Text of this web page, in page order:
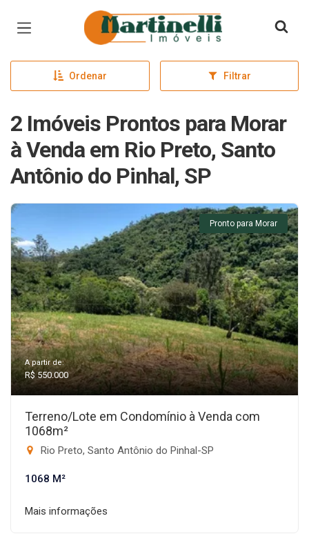
Página inicial
Ordenar Filtrar
2 Imóveis Prontos para Morar
à Venda em Rio Preto, Santo
Antônio do Pinhal, SP
Pronto para Morar
A partir de:
R$ 550.000
Terreno/Lote em Condomínio à Venda com
1068m²
Rio Preto, Santo Antônio do Pinhal-SP
1068 M²
Mais informações